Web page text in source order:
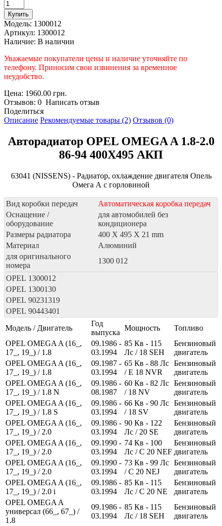
Модель: 1300012
Артикул: 1300012
Наличие: В наличии
Уважаемые покупатели цены и наличие уточняйте по
телефону. Приносим свои извинения за временное
неудобство.
Цена: 1960.00 грн.
Отзывов: 0 Написать отзыв
Поделиться
Описание Рекомендуемые товары (2) Отзывов (0)
Авторадиатор OPEL OMEGA A 1.8-2.0
86-94 400Х495 АКП
63041 (NISSENS) - Радиатор, охлаждение двигателя Опель
Омега А с горловиной
Вид коробки передач
Автоматическая коробка передач
Оснащение /
оборудование
для автомобилей без
кондиционера
Размеры радиатора
400 X 495 X 21 mm
Материал
Алюминий
для оригинального
номера
1300 012
OPEL 1300012
OPEL 1300130
OPEL 90231319
OPEL 90443401
Модель / Двигатель
Год
выпуска
Мощность
Топливо
OPEL OMEGA A (16_,
17_, 19_) / 1.8
09.1986 -
03.1994
85 Кв - 115
Лс / 18 SEH
Бензиновый
двигатель
OPEL OMEGA A (16_,
17_, 19_) / 1.8
09.1987 -
03.1994
65 Кв - 88 Лс
/ E 18 NVR
Бензиновый
двигатель
OPEL OMEGA A (16_,
17_, 19_) / 1.8 N
09.1986 -
08.1987
60 Кв - 82 Лс
/ 18 NV
Бензиновый
двигатель
OPEL OMEGA A (16_,
17_, 19_) / 1.8 S
09.1986 -
03.1994
66 Кв - 90 Лс
/ 18 SV
Бензиновый
двигатель
OPEL OMEGA A (16_,
17_, 19_) / 2.0
09.1986 -
03.1994
90 Кв - 122
Лс / 20 SE
Бензиновый
двигатель
OPEL OMEGA A (16_,
17_, 19_) / 2.0
09.1990 -
03.1994
74 Кв - 100
Лс / C 20 NEF
Бензиновый
двигатель
OPEL OMEGA A (16_,
17_, 19_) / 2.0
09.1990 -
03.1994
73 Кв - 99 Лс
/ C 20 NEJ
Бензиновый
двигатель
OPEL OMEGA A (16_,
17_, 19_) / 2.0 i
09.1986 -
03.1994
85 Кв - 115
Лс / C 20 NE
Бензиновый
двигатель
OPEL OMEGA A
универсал (66_, 67_) /
1.8
09.1986 -
03.1994
85 Кв - 115
Лс / 18 SEH
Бензиновый
двигатель